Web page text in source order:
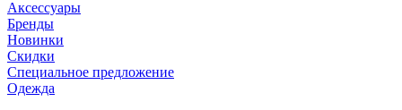
Аксессуары
Бренды
Новинки
Скидки
Специальное предложение
Одежда